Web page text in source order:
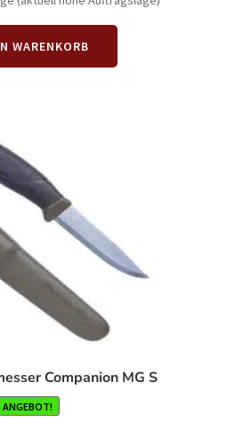
47,95 €
41,95 €.
WARENKORB
Companion MG S
ANGEBOT!